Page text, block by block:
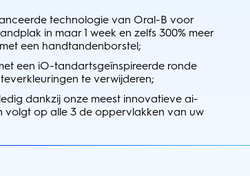
technologie van Oral-B voor
in maar 1 week en zelfs 300% meer
een handtandenborstel;
een iO-tandartsgeïnspireerde ronde
te verwijderen;
dankzij onze meest innovatieve ai-
volgt op alle 3 de oppervlakken van uw